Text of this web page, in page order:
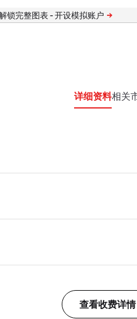
详细资料相关